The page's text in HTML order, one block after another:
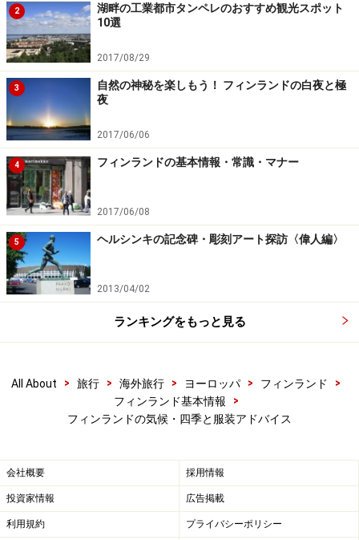
両者とも、はじめに目的地の地名を入力すれば、わかり
やすいアイコンとグラフでもって時間帯別の週間天気予
報や予報気温を示してくれます。
同じ気温でも、場所や湿度、風の強さによって体感温度は驚
くほど変わる
特にフォレカ・フィンランドのローカル予報ページに
は、現在の気象観測情報も細かに掲載されているので、
とっても便利。気温のほかにも、湿度や、風量や湿度を
考慮した実際の体感温度、積雪量、そして気候と併せて
気にかけておきたい日の出・日没時間やトータル日照時
間がチェックできるので、これを見るだけでも随分リア
ルに現地の直近の状況がイメージしやすくなるのではな
ちなみに、両サイトで発表されているのはそれぞれ別機
必ずしも一致しておらず、どちらのほうが正当率が高い
かも一概に言及することはできません。常に両方のサイ
トをチェックしておくのが無難かもしれませんね。さら
に、フィンランドの天気予報結果は、前日や当日にさえ
2
湖畔の工業都市タンペレのおすすめ観光スポット
10選
2017/08/29
3
自然の神秘を楽しもう！ フィンランドの白夜と極
夜
2017/06/06
4 フィンランドの基本情報・常識・マナー
2017/06/08
5 ヘルシンキの記念碑・彫刻アート探訪〈偉人編〉
2013/04/02
ランキングをもっと見る
All About > 旅行 > 海外旅行 > ヨーロッパ > フィンランド
>
フィンランド基本情報
>
フィンランドの気候・四季と服装アドバイス
会社概要 採用情報
投資家情報 広告掲載
利用規約 プライバシーポリシー